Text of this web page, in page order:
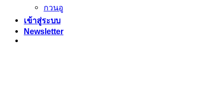
กวนอู
เข้าสู่ระบบ
Newsletter